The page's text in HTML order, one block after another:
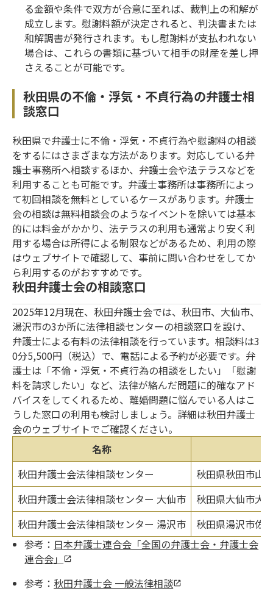
る金額や条件で双方が合意に至れば、裁判上の和解が
成立します。慰謝料額が決定されると、判決書または
和解調書が発行されます。もし慰謝料が支払われない
場合は、これらの書類に基づいて相手の財産を差し押
さえることが可能です。
秋田県の不倫・浮気・不貞行為の弁護士相
談窓口
秋田県で弁護士に不倫・浮気・不貞行為や慰謝料の相談
をするにはさまざまな方法があります。対応している弁
護士事務所へ相談するほか、弁護士会や法テラスなどを
利用することも可能です。弁護士事務所は事務所によっ
て初回相談を無料としているケースがあります。弁護士
会の相談は無料相談会のようなイベントを除いては基本
的には料金がかかり、法テラスの利用も通常より安く利
用する場合は所得による制限などがあるため、利用の際
はウェブサイトで確認して、事前に問い合わせをしてか
ら利用するのがおすすめです。
秋田弁護士会の相談窓口
2025年12月現在、秋田弁護士会では、秋田市、大仙市、
湯沢市の3か所に法律相談センターの相談窓口を設け、
弁護士による有料の法律相談を行っています。相談料は3
0分5,500円（税込）で、電話による予約が必要です。弁
護士は「不倫・浮気・不貞行為の相談をしたい」「慰謝
料を請求したい」など、法律が絡んだ問題に的確なアド
バイスをしてくれるため、離婚問題に悩んでいる人はこ
うした窓口の利用も検討しましょう。詳細は秋田弁護士
会のウェブサイトでご確認ください。
名称
秋田弁護士会法律相談センター
秋田県秋田市山
秋田弁護士会法律相談センター 大仙市
秋田県大仙市大
秋田弁護士会法律相談センター 湯沢市
秋田県湯沢市佐
参考： 日本弁護士連合会「全国の弁護士会・弁護士会
連合会」
参考： 秋田弁護士会 一般法律相談